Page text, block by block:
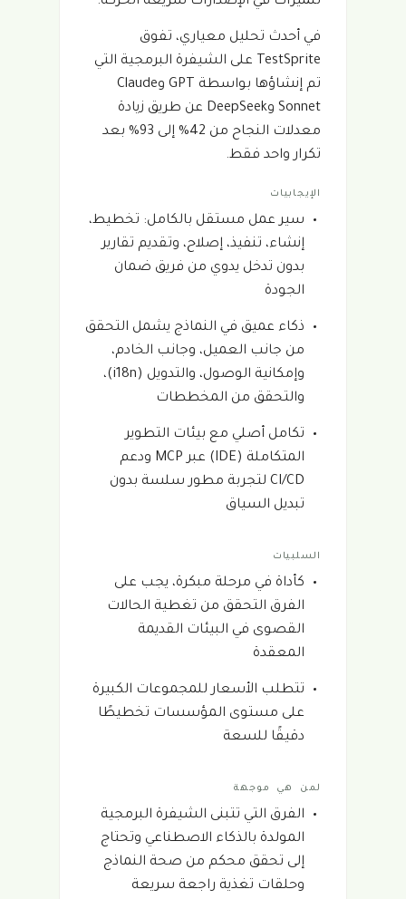
في أحدث تحليل معياري، تفوق
TestSprite على الشيفرة البرمجية التي
تم إنشاؤها بواسطة GPT وClaude
Sonnet وDeepSeek عن طريق زيادة
معدلات النجاح من 42% إلى 93% بعد
تكرار واحد فقط.
الإيجابيات
سير عمل مستقل بالكامل: تخطيط،
إنشاء، تنفيذ، إصلاح، وتقديم تقارير
بدون تدخل يدوي من فريق ضمان
الجودة
ذكاء عميق في النماذج يشمل التحقق
من جانب العميل، وجانب الخادم،
وإمكانية الوصول، والتدويل (i18n)،
والتحقق من المخططات
تكامل أصلي مع بيئات التطوير
المتكاملة (IDE) عبر MCP ودعم
CI/CD لتجربة مطور سلسة بدون
تبديل السياق
السلبيات
كأداة في مرحلة مبكرة، يجب على
الفرق التحقق من تغطية الحالات
القصوى في البيئات القديمة
المعقدة
تتطلب الأسعار للمجموعات الكبيرة
على مستوى المؤسسات تخطيطًا
دقيقًا للسعة
لمن هي موجهة
الفرق التي تتبنى الشيفرة البرمجية
المولدة بالذكاء الاصطناعي وتحتاج
إلى تحقق محكم من صحة النماذج
وحلقات تغذية راجعة سريعة